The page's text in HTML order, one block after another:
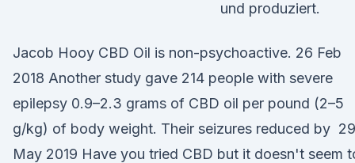
und produziert.
Jacob Hooy CBD Oil is non-psychoactive. 26 Feb
2018 Another study gave 214 people with severe
epilepsy 0.9–2.3 grams of CBD oil per pound (2–5
g/kg) of body weight. Their seizures reduced by 29
May 2019 Have you tried CBD but it doesn't seem